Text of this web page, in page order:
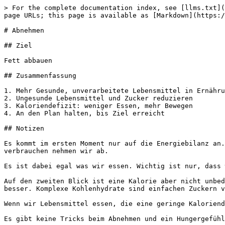
> For the complete documentation index, see [llms.txt](https://notes.d15r.de/llms.txt). Markdown versions of documentation pages are available by appending `.md` to page URLs; this page is available as [Markdown](https://notes.d15r.de/leben/gesundheit/abnehmen.md).

# Abnehmen

## Ziel

Fett abbauen

## Zusammenfassung

1. Mehr Gesunde, unverarbeitete Lebensmittel in Ernährung integrieren
2. Ungesunde Lebensmittel und Zucker reduzieren
3. Kaloriendefizit: weniger Essen, mehr Bewegen
4. An den Plan halten, bis Ziel erreicht

## Notizen

Es kommt im ersten Moment nur auf die Energiebilanz an. Wenn wir mehr Energie aufnehemn, als wir verbrachen, nehmen wir zu und wenn wir weniger aufnahmen als wir verbrauchen nehmen wir ab.

Es ist dabei egal was wir essen. Wichtig ist nur, dass wir alle benötigten Nährstoffe zu uns nehmen.

Auf den zweiten Blick ist eine Kalorie aber nicht unbedingt eine Kalorie. Es gibt Lebensmittel mit denen es leichter ist abzunehmen. Protein sättigen zum Beispiel besser. Komplexe Kohlenhydrate sind einfachen Zuckern vorzuziehen.

Wenn wir Lebensmittel essen, die eine geringe Kaloriendichte haben, können wir mehr Masse essen. Das hilft auch bei der Sättigung.

Es gibt keine Tricks beim Abnehmen und ein Hungergefühl lässt sich nicht komplett vermeiden. Es ist hart und wird immer schwieriger je schlanker wir werden.

Unser Körper möchte das Fett nicht verlieren. Für ihn ist es ein Energiespeicher für schlechte Zeiten.

Es werden vermehrt Hungerhormone produziert und unsere sportunabhängige Aktivität (NEAT) reduziert sich. Wir sind nicht mehr so aktiv und verbrennen dadurch weniger Kalorien.

Der Körper passt sich dem Defizit an und verbraucht weniger Energie. Deshalb muss ich das Defizit anpassen, wenn ich eine Woche nicht weiter abnehme.

Nachdem ich genug abgenommen habe, erhöhe ich die Kalorien langsam um 50 - 100 kcal / Tag pro Woche, damit sich mein Körper langsam daran gewöhnen kann. Ansonsten kann es passieren schnell wieder Fett aufzubauen, weil der Körper im Defizit war.

## Prioritäten

1. Energiebilanz
2. Protein
3. Kohlenhydrate & Fette
4. Mahlzeitenfrequenz & Lebensmittelauswahl
5. Flüssigkeit
6. Supplemente

## Vorbereiten

* Grundumsatz herausfinden: [Kalorienrechner](https://fitness-experts.de/kalorienrechner)
  * Sehr ungenau: als Startpunkt wählen und anpassen
  * Eine Woche testen, dann anpassen
* Waage anschaffen
* Küchenwaage
* Fitnesstracker installieren ○ Schrittzähler Handy ○ App ○ Apple Watch / Fitbit
* Ernährungsapp installieren

## Täglich wiegen

* Fortschritte überwachen
* Es ist kein gradliniger Prozess
* Hunger zeigt, dass ich abnehme
* Wöchentlicher/gleitender Durchschnitt, um Schwankungen auszugleichen

## Kalorien tracken

* Differenz zwischen raus und rein konstant halten
* Im Defizit bewegt man sich weniger
* MyFitnessPal
* Fitnesstracker/Schrittzähler

## Umfänge messen

## Fotos

## Defizit

* 250 - 500kcal
* Bei höherem Defizit werden Muskel abgebaut
* Kaloriendefizit von ca. 250 kcal, bis man nicht mehr abnimmt, dann erst erhöhen
* Weiter schwer trainieren, um dem Körper zu suggerieren, dass die Muskeln gebraucht werden. Sobald wir die Gewichte/Wiederholungen reduzieren, geben wir dem Körper ein Fenster zum Muskelabbau
* Ziel: